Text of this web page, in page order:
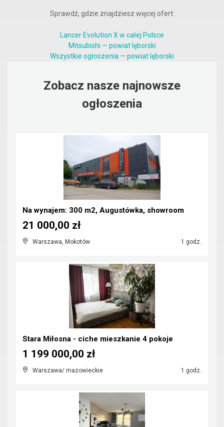
Sprawdź, gdzie znajdziesz więcej ofert:
Lancer Evolution X w całej Polsce
Mitsubishi — powiat lęborski
Wszystkie ogłoszenia — powiat lęborski
Zobacz nasze najnowsze
ogłoszenia
Na wynajem: 300 m2, Augustówka, showroom
Warszawa, Mokotów 1 godz.
21 000,00 zł
Stara Miłosna - ciche mieszkanie 4 pokoje
Warszawa/ mazowieckie 1 godz.
1 199 000,00 zł